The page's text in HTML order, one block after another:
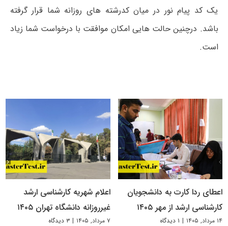
یک کد پیام نور در میان کدرشته های روزانه شما قرار گرفته
باشد. درچنین حالت هایی امکان موافقت با درخواست شما زیاد
است.
اعطای ردا کارت به دانشجویان
کارشناسی ارشد از مهر ۱۴۰۵
۱۴ مرداد, ۱۴۰۵ | ۱ دیدگاه
اعلام شهریه کارشناسی ارشد
غیرروزانه دانشگاه تهران ۱۴۰۵
۷ مرداد, ۱۴۰۵ | ۳ دیدگاه